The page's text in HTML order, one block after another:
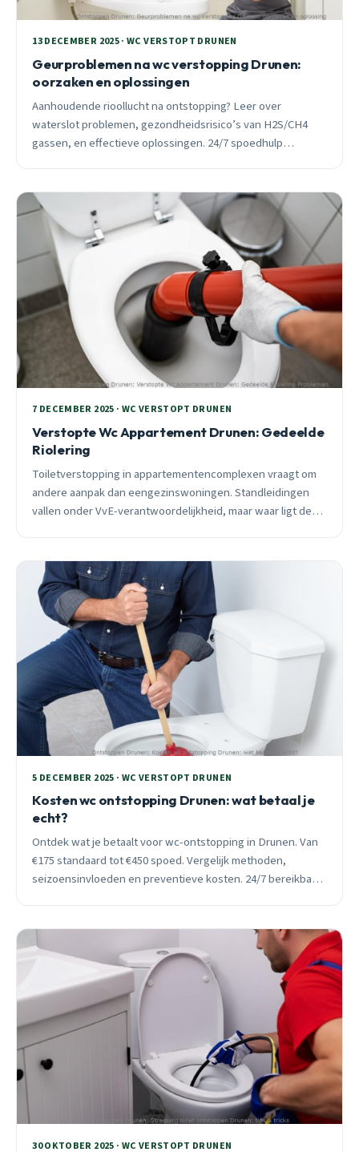
13 DECEMBER 2025 · WC VERSTOPT DRUNEN
Geurproblemen na wc verstopping Drunen:
oorzaken en oplossingen
Aanhoudende rioollucht na ontstopping? Leer over
waterslot problemen, gezondheidsrisico’s van H2S/CH4
gassen, en effectieve oplossingen. 24/7 spoedhulp
7 DECEMBER 2025 · WC VERSTOPT DRUNEN
Verstopte Wc Appartement Drunen: Gedeelde
Riolering
Toiletverstopping in appartementencomplexen vraagt om
andere aanpak dan eengezinswoningen. Standleidingen
vallen onder VvE-verantwoordelijkheid, maar waar ligt de
5 DECEMBER 2025 · WC VERSTOPT DRUNEN
Kosten wc ontstopping Drunen: wat betaal je
echt?
Ontdek wat je betaalt voor wc-ontstopping in Drunen. Van
€175 standaard tot €450 spoed. Vergelijk methoden,
seizoensinvloeden en preventieve kosten. 24/7 bereikbaar
30 OKTOBER 2025 · WC VERSTOPT DRUNEN